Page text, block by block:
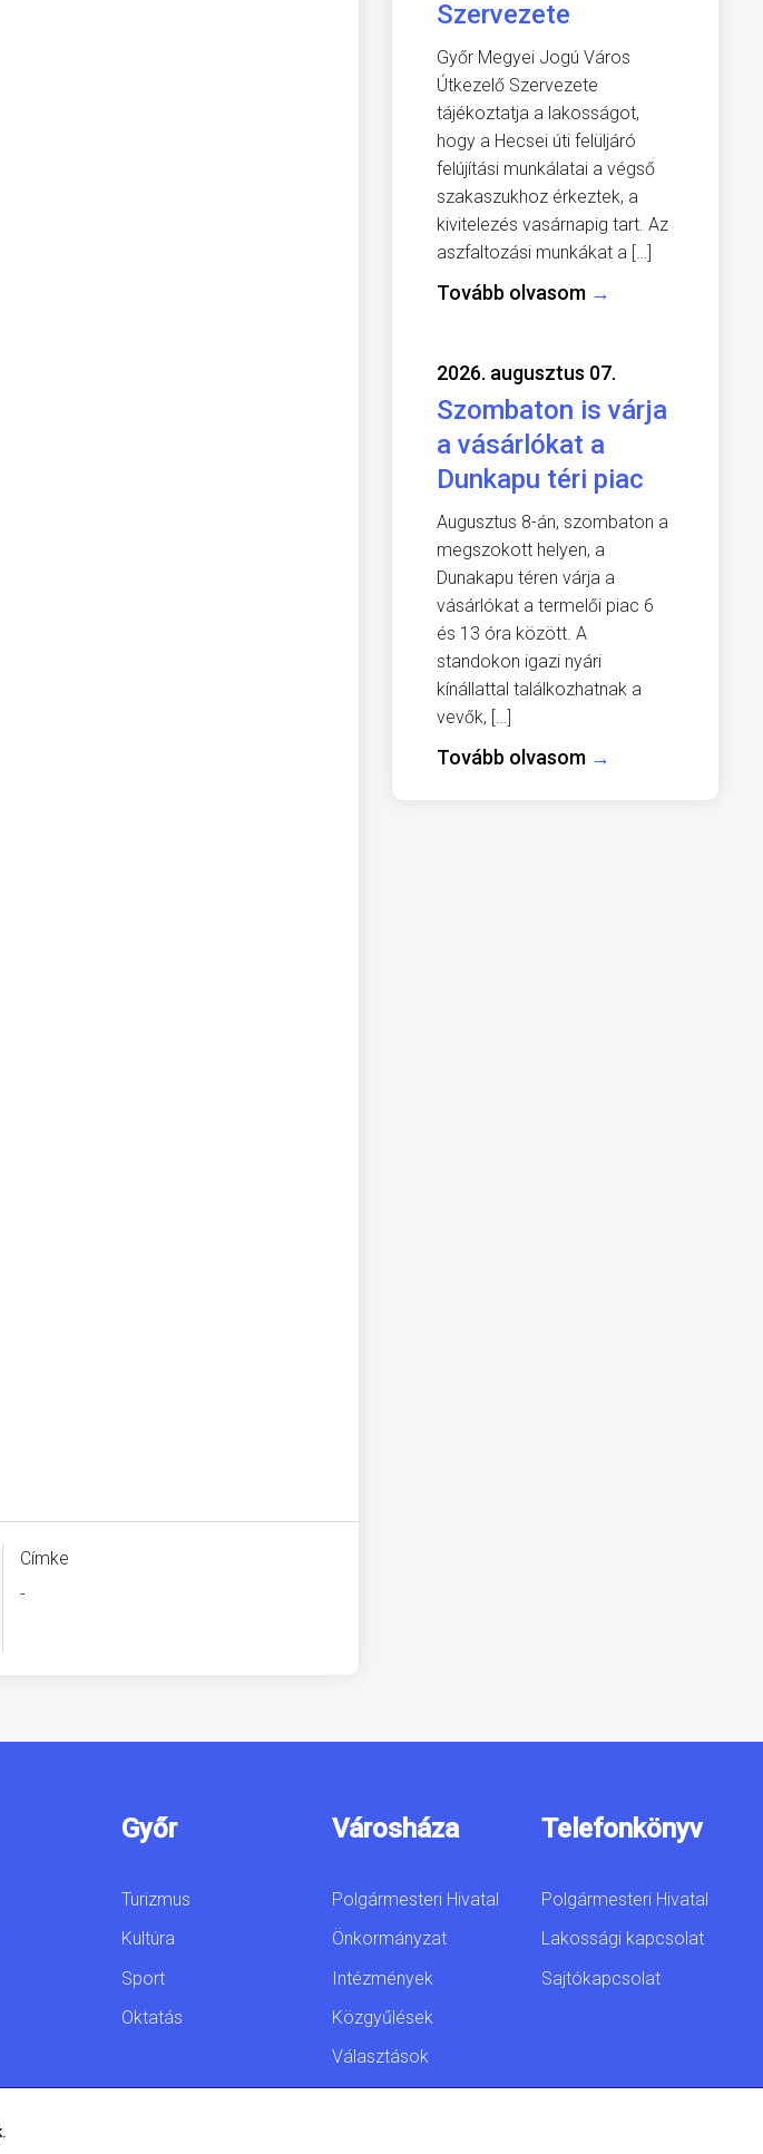
Címke
-
Szervezete
Győr Megyei Jogú Város
Útkezelő Szervezete
tájékoztatja a lakosságot,
hogy a Hecsei úti felüljáró
felújítási munkálatai a végső
szakaszukhoz érkeztek, a
kivitelezés vasárnapig tart. Az
aszfaltozási munkákat a […]
Tovább olvasom →
2026. augusztus 07.
Szombaton is várja
a vásárlókat a
Dunkapu téri piac
Augusztus 8-án, szombaton a
megszokott helyen, a
Dunakapu téren várja a
vásárlókat a termelői piac 6
és 13 óra között. A
standokon igazi nyári
kínállattal találkozhatnak a
vevők, […]
Tovább olvasom →
Győr
Turizmus
Kultúra
Sport
Oktatás
Városháza
Polgármesteri Hivatal
Önkormányzat
Intézmények
Közgyűlések
Választások
Akadálymentesítési
Telefonkönyv
Polgármesteri Hivatal
Lakossági kapcsolat
Sajtókapcsolat